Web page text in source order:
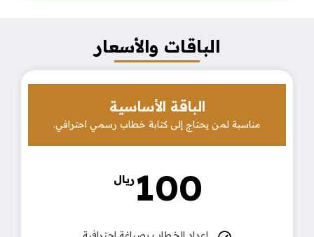
الباقات والأسعار
الباقة الأساسية
مناسبة لمن يحتاج إلى كتابة خطاب رسمي احترافي.
ريال100